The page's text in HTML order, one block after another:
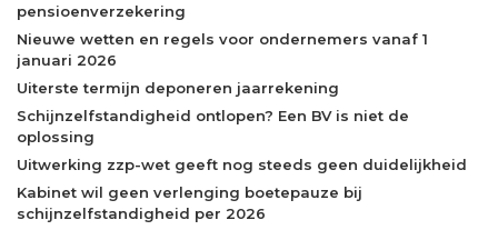
pensioenverzekering
Nieuwe wetten en regels voor ondernemers vanaf 1
januari 2026
Uiterste termijn deponeren jaarrekening
Schijnzelfstandigheid ontlopen? Een BV is niet de
oplossing
Uitwerking zzp-wet geeft nog steeds geen duidelijkheid
Kabinet wil geen verlenging boetepauze bij
schijnzelfstandigheid per 2026